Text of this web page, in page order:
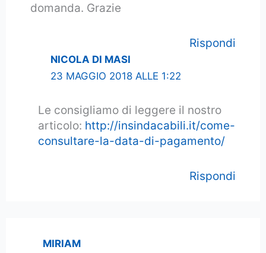
domanda. Grazie
Rispondi
NICOLA DI MASI
23 MAGGIO 2018 ALLE 1:22
Le consigliamo di leggere il nostro
articolo: http://insindacabili.it/come-
consultare-la-data-di-pagamento/
Rispondi
MIRIAM